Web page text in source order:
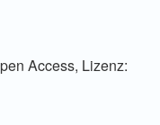
Access, Lizenz: